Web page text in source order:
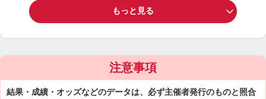
もっと見る
注意事項
結果・成績・オッズなどのデータは、必ず主催者発行のものと照合